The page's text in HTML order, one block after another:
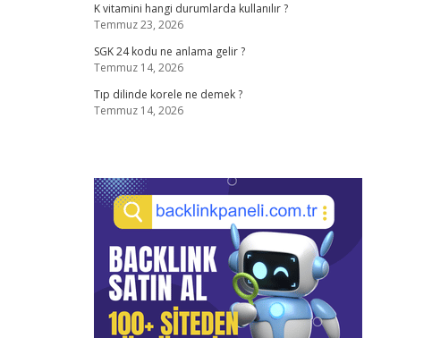
K vitamini hangi durumlarda kullanılır ?
Temmuz 23, 2026
SGK 24 kodu ne anlama gelir ?
Temmuz 14, 2026
Tıp dilinde korele ne demek ?
Temmuz 14, 2026